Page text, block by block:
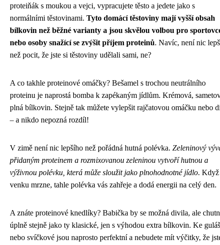
proteiňák s moukou a vejci, vypracujete těsto a jedete jako s
normálními těstovinami. Tyto domácí těstoviny mají vyšší obsah
bílkovin než běžné varianty a jsou skvělou volbou pro
nebo osoby snažící se zvýšit příjem proteinů. Navíc, není nic
než pocit, že jste si těstoviny udělali sami, ne?
A co takhle proteinové omáčky? Bešamel s trochou neutrálního
proteinu je naprostá bomba k zapékaným jídlům. Krémová,
plná bílkovin. Stejně tak můžete vylepšit rajčatovou omáčku nebo
– a nikdo nepozná rozdíl!
V zimě není nic lepšího než pořádná hutná polévka. Zeleninový
přidaným proteinem a rozmixovanou zeleninou vytvoří hutnou a
výživnou polévku, která může sloužit jako plnohodnotné jídlo. Když
venku mrzne, tahle polévka vás zahřeje a dodá energii na celý den.
A znáte proteinové knedlíky? Babička by se možná divila, ale
úplně stejně jako ty klasické, jen s výhodou extra bílkovin. Ke
nebo svíčkové jsou naprosto perfektní a nebudete mít výčitky, že